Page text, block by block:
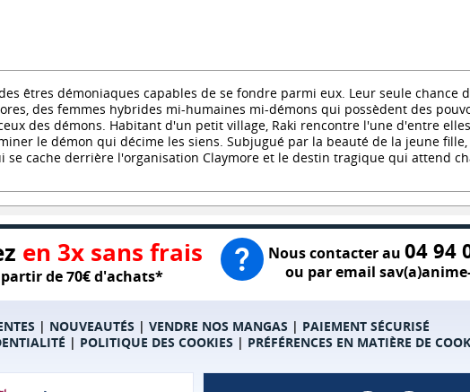
êtres démoniaques capables de se fondre parmi eux. Leur seule chance
des femmes hybrides mi-humaines mi-démons qui possèdent des
des démons. Habitant d'un petit village, Raki rencontre l'une d'entre
le démon qui décime les siens. Subjugué par la beauté de la jeune fille,
se cache derrière l'organisation Claymore et le destin tragique qui attend
en 3x sans frais
de 70€ d'achats*
Nous contacter au 04 94
ou par email
| NOUVEAUTÉS | VENDRE NOS MANGAS | PAIEMENT SÉCURISÉ
| POLITIQUE DES COOKIES | PRÉFÉRENCES EN MATIÈRE DE